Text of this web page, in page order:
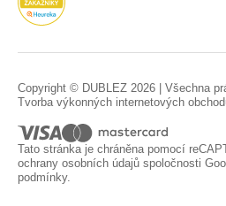
Copyright © DUBLEZ 2026 | Všechna
Tvorba výkonných internetových
Tato stránka je chráněna pomocí
ochrany osobních údajů spoločnosti
podmínky.